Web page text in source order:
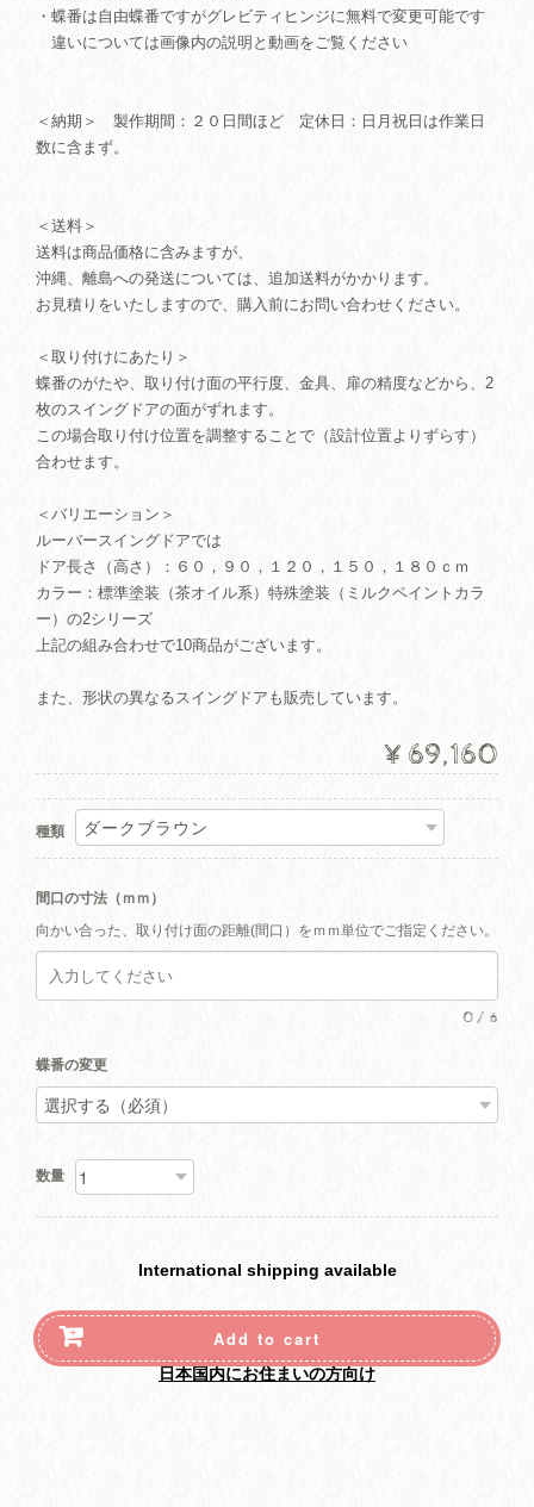
・蝶番は自由蝶番ですがグレビティヒンジに無料で変更可能です
違いについては画像内の説明と動画をご覧ください
＜納期＞ 製作期間：２０日間ほど 定休日：日月祝日は作業日
数に含まず。
＜送料＞
送料は商品価格に含みますが、
沖縄、離島への発送については、追加送料がかかります。
お見積りをいたしますので、購入前にお問い合わせください。
＜取り付けにあたり＞
蝶番のがたや、取り付け面の平行度、金具、扉の精度などから、2
枚のスイングドアの面がずれます。
この場合取り付け位置を調整することで（設計位置よりずらす）
合わせます。
＜バリエーション＞
ルーバースイングドアでは
ドア長さ（高さ）：６０，９０，１２０，１５０，１８０ｃｍ
カラー：標準塗装（茶オイル系）特殊塗装（ミルクペイントカラ
ー）の2シリーズ
上記の組み合わせで10商品がございます。
また、形状の異なるスイングドアも販売しています。
¥69,160
種類
間口の寸法（ｍｍ）
向かい合った、取り付け面の距離(間口）をｍｍ単位でご指定ください。
0 / 6
蝶番の変更
数量
International shipping available
Add to cart
日本国内にお住まいの方向け